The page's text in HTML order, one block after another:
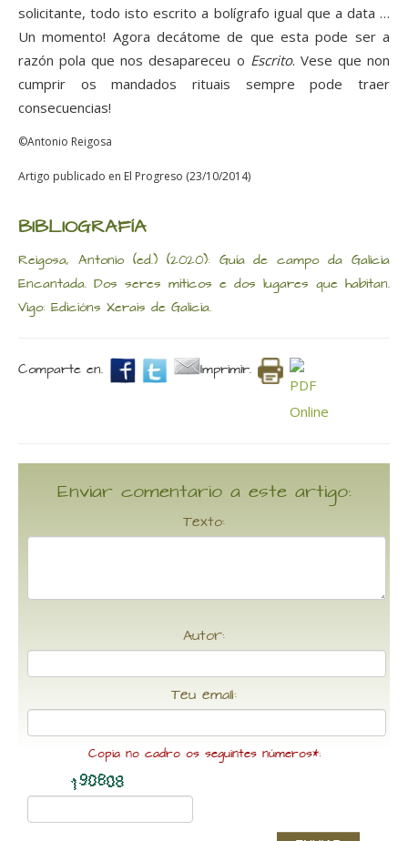
solicitante, todo isto escrito a bolígrafo igual que a data …
Un momento! Agora decátome de que esta pode ser a
razón pola que nos desapareceu o Escrito. Vese que non
cumprir os mandados rituais sempre pode traer
consecuencias!
©Antonio Reigosa
Artigo publicado en El Progreso (23/10/2014)
BIBLIOGRAFÍA
Reigosa, Antonio (ed.) (2020): Guía de campo da Galicia
Encantada. Dos seres míticos e dos lugares que habitan.
Vigo: Edicións Xerais de Galicia.
Comparte en. Imprimir.
Enviar comentario a este artigo:
Texto:
Autor:
Teu email:
Copia no cadro os seguintes números*: